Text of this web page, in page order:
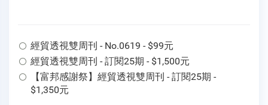
經貿透視雙周刊 - No.0619 - $99元
經貿透視雙周刊 - 訂閱25期 - $1,500元
【富邦感謝祭】經貿透視雙周刊 - 訂閱25期 -
$1,350元